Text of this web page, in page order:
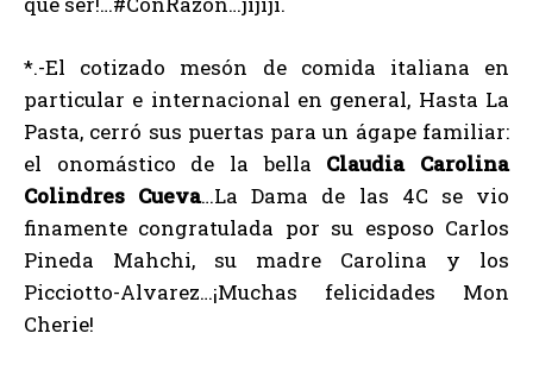
*.-El cotizado mesón de comida italiana en
particular e internacional en general, Hasta La
Pasta, cerró sus puertas para un ágape familiar:
el onomástico de la bella Claudia Carolina
Colindres Cueva…La Dama de las 4C se vio
finamente congratulada por su esposo Carlos
Pineda Mahchi, su madre Carolina y los
Picciotto-Alvarez…¡Muchas felicidades Mon
Cherie!